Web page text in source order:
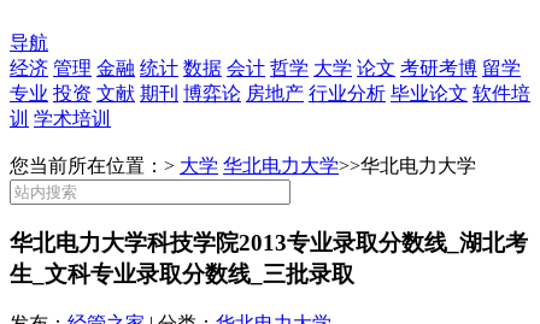
导航
经济 管理 金融 统计 数据 会计 哲学 大学 论文 考研考博 留学
专业 投资 文献 期刊 博弈论 房地产 行业分析 毕业论文 软件培
训 学术培训
您当前所在位置：> 大学 华北电力大学>>华北电力大学
华北电力大学科技学院2013专业录取分数线_湖北考
生_文科专业录取分数线_三批录取